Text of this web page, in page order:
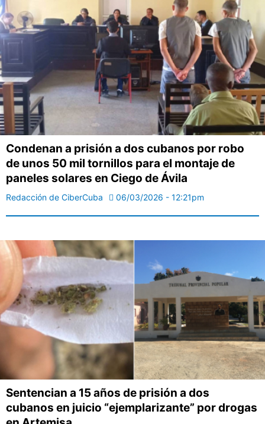
Condenan a prisión a dos cubanos por robo
de unos 50 mil tornillos para el montaje de
paneles solares en Ciego de Ávila
Redacción de CiberCuba 06/03/2026 - 12:21pm
Sentencian a 15 años de prisión a dos
cubanos en juicio “ejemplarizante” por drogas